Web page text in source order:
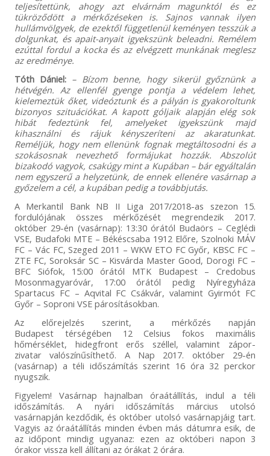
teljesítettünk, ahogy azt elvárnám magunktól és ez
tükröződött a mérkőzéseken is. Sajnos vannak ilyen
hullámvölgyek, de ezektől függetlenül keményen tesszük a
dolgunkat, és apait-anyait igyekszünk beleadni. Remélem
ezúttal fordul a kocka és az elvégzett munkának meglesz
az eredménye.
Tóth Dániel: – Bízom benne, hogy sikerül győznünk a
hétvégén. Az ellenfél gyenge pontja a védelem lehet,
kielemeztük őket, videóztunk és a pályán is gyakoroltunk
bizonyos szituációkat. A kapott góljaik alapján elég sok
hibát fedeztünk fel, amelyeket igyekszünk majd
kihasználni és rájuk kényszeríteni az akaratunkat.
Reméljük, hogy nem ellenünk fognak megtáltosodni és a
szokásosnak nevezhető formájukat hozzák. Abszolút
bizakodó vagyok, csakúgy mint a Kupában – bár egyáltalán
nem egyszerű a helyzetünk, de ennek ellenére vasárnap a
győzelem a cél, a kupában pedig a továbbjutás.
A Merkantil Bank NB II Liga 2017/2018-as szezon 15.
fordulójának összes mérkőzését megrendezik 2017.
október 29-én (vasárnap): 13:30 órától Budaörs – Ceglédi
VSE, Budafoki MTE – Békéscsaba 1912 Előre, Szolnoki MÁV
FC – Vác FC, Szeged 2011 – WKW ETO FC Győr, KBSC FC –
ZTE FC, Soroksár SC – Kisvárda Master Good, Dorogi FC –
BFC Siófok, 15:00 órától MTK Budapest – Credobus
Mosonmagyaróvár, 17:00 órától pedig Nyíregyháza
Spartacus FC – Aqvital FC Csákvár, valamint Gyirmót FC
Győr – Soproni VSE párosításokban.
Az előrejelzés szerint, a mérkőzés napján
Budapest térségében 12 Celsius fokos maximális
hőmérséklet, hidegfront erős széllel, valamint zápor-
zivatar valószínűsíthető. A Nap 2017. október 29-én
(vasárnap) a téli időszámítás szerint 16 óra 32 perckor
nyugszik.
Figyelem! Vasárnap hajnalban óraátállítás, indul a téli
időszámítás. A nyári időszámítás március utolsó
vasárnapján kezdődik, és október utolsó vasárnapjáig tart.
Vagyis az óraátállítás minden évben más dátumra esik, de
az időpont mindig ugyanaz: ezen az októberi napon 3
órakor vissza kell állítani az órákat 2 órára.